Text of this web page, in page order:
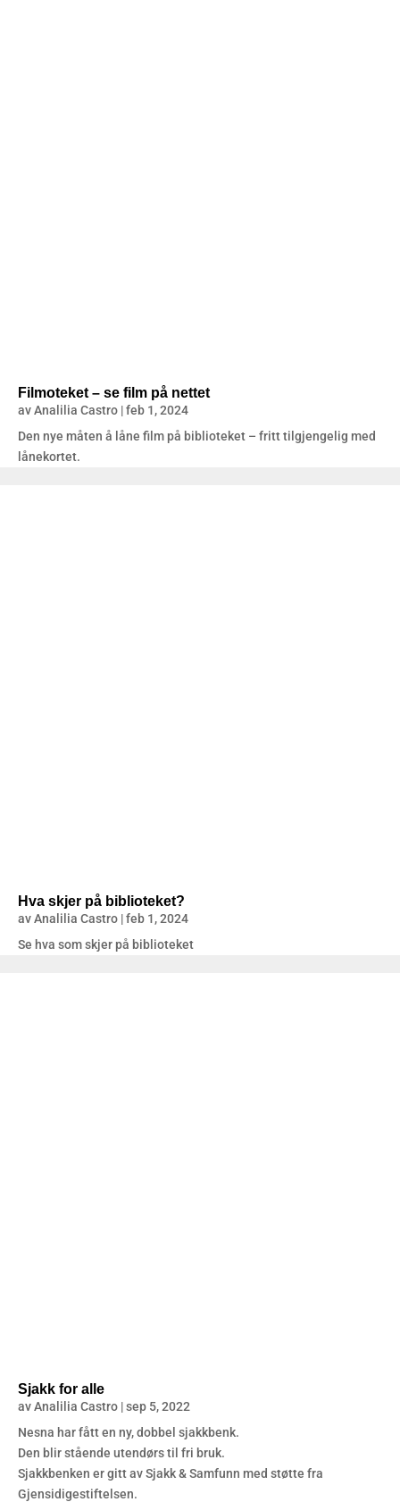
Filmoteket – se film på nettet
avAnalilia Castro |feb 1, 2024
Den nye måten å låne film på biblioteket – fritt tilgjengelig med
lånekortet.
Hva skjer på biblioteket?
avAnalilia Castro |feb 1, 2024
Se hva som skjer på biblioteket
Sjakk for alle
avAnalilia Castro |sep 5, 2022
Nesna har fått en ny, dobbel sjakkbenk.
Den blir stående utendørs til fri bruk.
Sjakkbenken er gitt av Sjakk & Samfunn med støtte fra
Gjensidigestiftelsen.